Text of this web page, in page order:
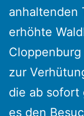
anhaltenden
erhöhte
zur
die ab sofort
es den